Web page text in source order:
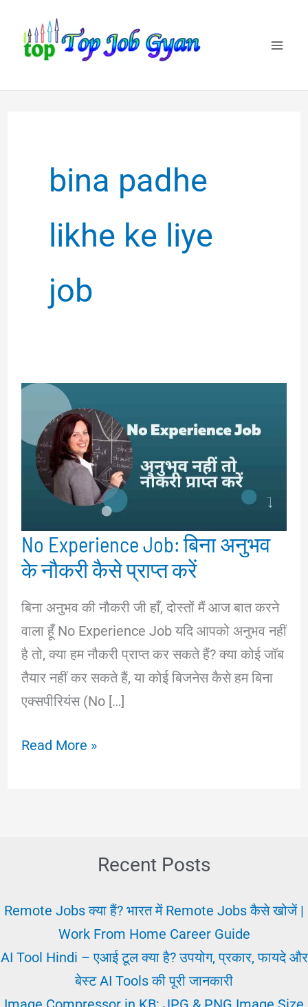
content
bina padhe
likhe ke liye
job
No Experience Job: बिना अनुभव
के नौकरी कैसे प्राप्त करें
बिना अनुभव की नौकरी जी हाँ, दोस्तों मैं आज बात करने
वाला हूँ No Experience Job यदि आपको अनुभव नहीं
है तो, क्या हम नौकरी प्राप्त कर सकते हैं? क्या कोई जॉब
तैयार नहीं कर सकते हैं, या कोई बिजनेस कैसे हम बिना
एक्सपीरियंस (No […]
No
कैसे
करें
Read More »
Recent Posts
Remote Jobs क्या हैं? भारत में Remote Jobs कैसे खोजें |
Work From Home Career Guide
AI Tool Hindi – एआई टूल क्या है? उपयोग, प्रकार, फायदे और
बेस्ट AI Tools की पूरी जानकारी